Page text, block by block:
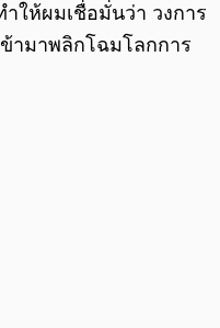
ให้ผมเชื่อมั่นว่า วงการ
ามาพลิกโฉมโลกการ